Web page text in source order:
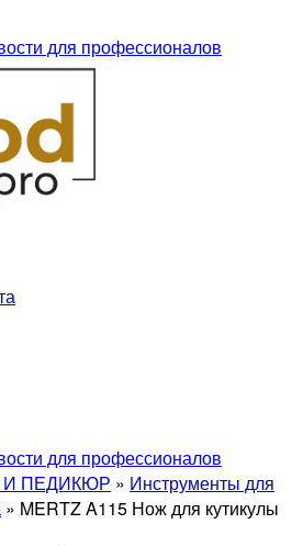
для профессионалов
для профессионалов
ПЕДИКЮР » Инструменты для
» MERTZ A115 Нож для кутикулы